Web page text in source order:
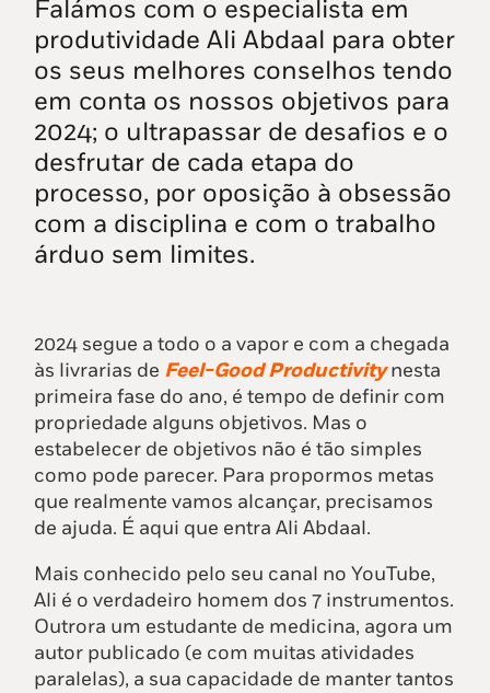
Falámos com o especialista em
produtividade Ali Abdaal para obter
os seus melhores conselhos tendo
em conta os nossos objetivos para
2024; o ultrapassar de desafios e o
desfrutar de cada etapa do
processo, por oposição à obsessão
com a disciplina e com o trabalho
árduo sem limites.
2024 segue a todo o a vapor e com a chegada
às livrarias de Feel-Good Productivitynesta
primeira fase do ano, é tempo de definir com
propriedade alguns objetivos. Mas o
estabelecer de objetivos não é tão simples
como pode parecer. Para propormos metas
que realmente vamos alcançar, precisamos
de ajuda. É aqui que entra Ali Abdaal.
Mais conhecido pelo seu canal no YouTube,
Ali é o verdadeiro homem dos 7 instrumentos.
Outrora um estudante de medicina, agora um
autor publicado (e com muitas atividades
paralelas), a sua capacidade de manter tantos